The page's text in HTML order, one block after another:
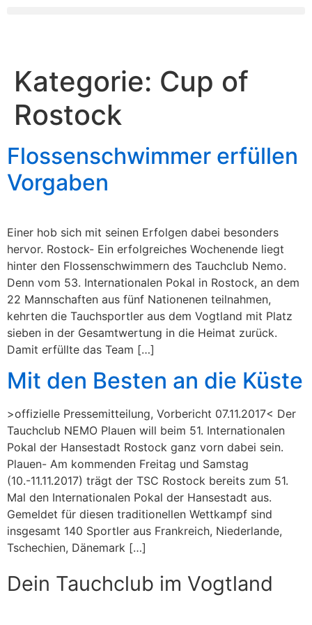
Kategorie: Cup of
Rostock
Flossenschwimmer erfüllen
Vorgaben
Einer hob sich mit seinen Erfolgen dabei besonders
hervor. Rostock- Ein erfolgreiches Wochenende liegt
hinter den Flossenschwimmern des Tauchclub Nemo.
Denn vom 53. Internationalen Pokal in Rostock, an dem
22 Mannschaften aus fünf Nationenen teilnahmen,
kehrten die Tauchsportler aus dem Vogtland mit Platz
sieben in der Gesamtwertung in die Heimat zurück.
Damit erfüllte das Team […]
Mit den Besten an die Küste
>offizielle Pressemitteilung, Vorbericht 07.11.2017< Der
Tauchclub NEMO Plauen will beim 51. Internationalen
Pokal der Hansestadt Rostock ganz vorn dabei sein.
Plauen- Am kommenden Freitag und Samstag
(10.-11.11.2017) trägt der TSC Rostock bereits zum 51.
Mal den Internationalen Pokal der Hansestadt aus.
Gemeldet für diesen traditionellen Wettkampf sind
insgesamt 140 Sportler aus Frankreich, Niederlande,
Tschechien, Dänemark […]
Dein Tauchclub im Vogtland